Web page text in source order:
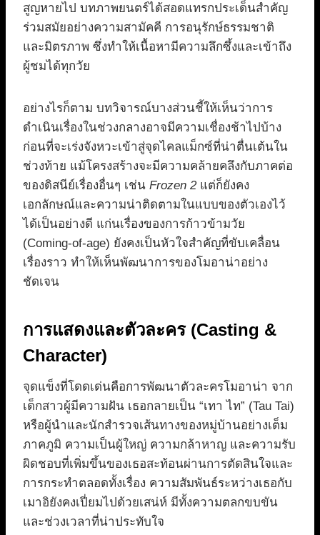
สูญหายไป บทภาพยนตร์ได้สอดแทรกประเด็นสำคัญ
ร่วมสมัยอย่างความสามัคคี การอนุรักษ์ธรรมชาติ
และมิตรภาพ ซึ่งทำให้เนื้อหามีความลึกซึ้งและเข้าถึง
ผู้ชมได้ทุกวัย
อย่างไรก็ตาม บทวิจารณ์บางส่วนชี้ให้เห็นว่าการ
ดำเนินเรื่องในช่วงกลางอาจมีความเชื่องช้าไปบ้าง
ก่อนที่จะเร่งจังหวะเข้าสู่จุดไคลแม็กซ์ที่น่าตื่นเต้นใน
ช่วงท้าย แม้โครงสร้างจะมีความคล้ายคลึงกับภาคต่อ
ของดิสนีย์เรื่องอื่นๆ เช่น Frozen 2แต่ก็ยังคง
เอกลักษณ์และความน่าติดตามในแบบของตัวเองไว้
ได้เป็นอย่างดี แก่นเรื่องของการก้าวข้ามวัย
(Coming-of-age) ยังคงเป็นหัวใจสำคัญที่ขับเคลื่อน
เรื่องราว ทำให้เห็นพัฒนาการของโมอาน่าอย่าง
ชัดเจน
การแสดงและตัวละคร (Casting &
Character)
จุดแข็งที่โดดเด่นคือการพัฒนาตัวละครโมอาน่า จาก
เด็กสาวผู้มีความฝัน เธอกลายเป็น “เทา ไท” (Tau Tai)
หรือผู้นำและนักสำรวจเส้นทางของหมู่บ้านอย่างเต็ม
ภาคภูมิ ความเป็นผู้ใหญ่ ความกล้าหาญ และความรับ
ผิดชอบที่เพิ่มขึ้นของเธอสะท้อนผ่านการตัดสินใจและ
การกระทำตลอดทั้งเรื่อง ความสัมพันธ์ระหว่างเธอกับ
เมาอิยังคงเปี่ยมไปด้วยเสน่ห์ มีทั้งความตลกขบขัน
และช่วงเวลาที่น่าประทับใจ